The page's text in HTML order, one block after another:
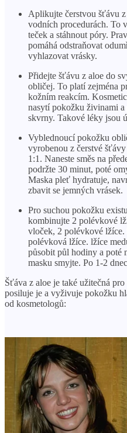
Aplikujte čerstvou šťávu
vodních procedurách. To
teček a stáhnout póry.
pomáhá odstraňovat
vyhlazovat vrásky.
Přidejte šťávu z aloe do
obličej. To platí zejména
kožním reakcím.
nasytí pokožku živinami a
skvrny. Takové léky jsou
Vyblednoucí pokožku
vyrobenou z čerstvé
1:1. Naneste směs na
podržte 30 minut, poté
Maska pleť hydratuje,
zbavit se jemných vrásek.
Pro suchou pokožku
kombinujte 2 polévkové
vloček, 2 polévkové
polévková lžíce. lžíce
působit půl hodiny a poté
masku smyjte. Po 1-2
Šťáva z aloe je také užitečná
posiluje je a vyživuje pokožku
od kosmetologů: